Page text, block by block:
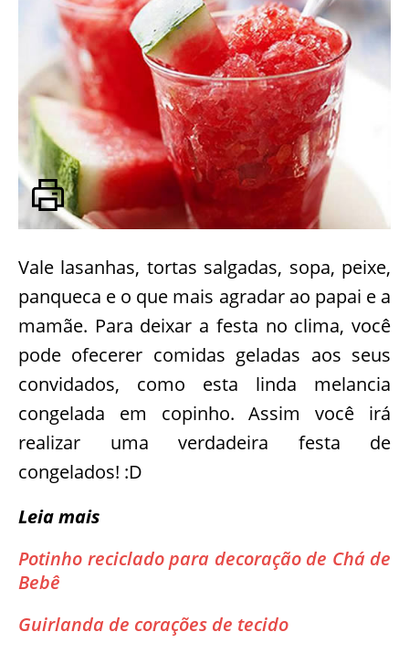
Vale lasanhas, tortas salgadas, sopa, peixe,
panqueca e o que mais agradar ao papai e a
mamãe. Para deixar a festa no clima, você
pode ofecerer comidas geladas aos seus
convidados, como esta linda melancia
congelada em copinho. Assim você irá
realizar uma verdadeira festa de
congelados! :D
Leia mais
Potinho reciclado para decoração de Chá de
Bebê
Guirlanda de corações de tecido